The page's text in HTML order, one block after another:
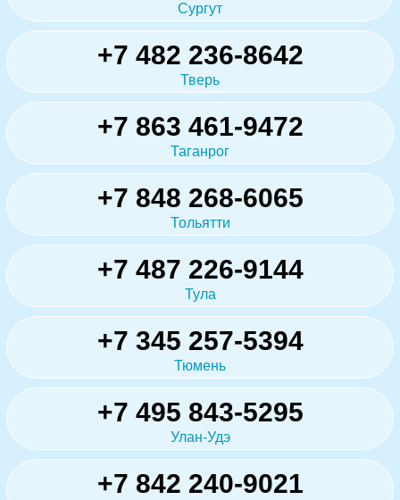
Сургут
+7 482 236-8642
Тверь
+7 863 461-9472
Таганрог
+7 848 268-6065
Тольятти
+7 487 226-9144
Тула
+7 345 257-5394
Тюмень
+7 495 843-5295
Улан-Удэ
+7 842 240-9021